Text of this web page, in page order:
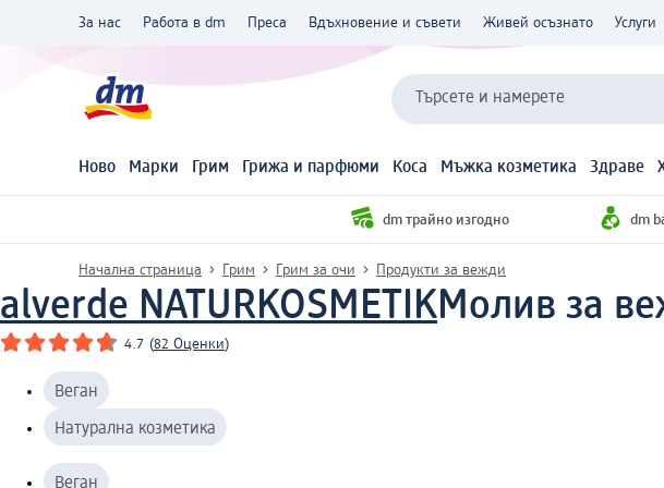
За нас Работа в dm Преса Вдъхновение и съвети Живей осъзнато Услуги
Търсете и намерете
Ново Марки Грим Грижа и парфюми Коса Мъжка козметика Здраве
dm трайно изгодно dm
Начална страница Грим Грим за очи Продукти за вежди
alverde NATURKOSMETIKМолив за
4.7 (82 Оценки)
Веган
Натурална козметика
Веган